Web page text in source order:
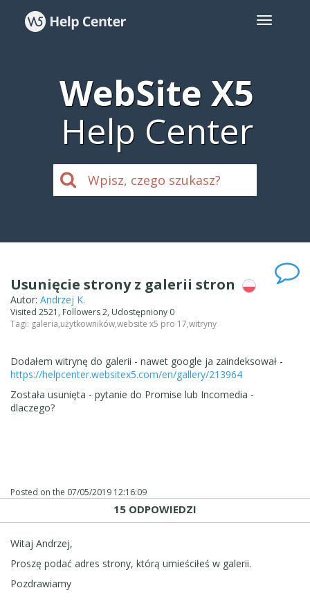
WebSite X5
Help Center
Usunięcie strony z galerii stron
Autor: Andrzej K.
Visited 2521, Followers 2, Udostępniony 0
Tagi: galeria,użytkowników,website x5 pro 17,witryny
Dodałem witrynę do galerii - nawet google ja zaindeksował -
https://helpcenter.websitex5.com/en/gallery/213964
Została usunięta - pytanie do Promise lub Incomedia -
dlaczego?
Posted on the 07/05/2019 12:16:09
15 ODPOWIEDZI
Witaj Andrzej,
Proszę podać adres strony, którą umieściłeś w galerii.
Pozdrawiamy